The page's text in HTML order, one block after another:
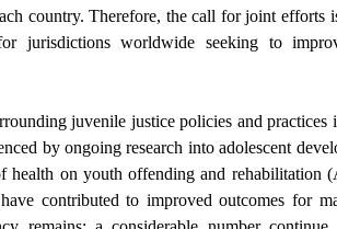
country. Therefore, the call for joint efforts
jurisdictions worldwide seeking to
juvenile justice policies and practices
by ongoing research into adolescent
health on youth offending and rehabilitation
have contributed to improved outcomes for